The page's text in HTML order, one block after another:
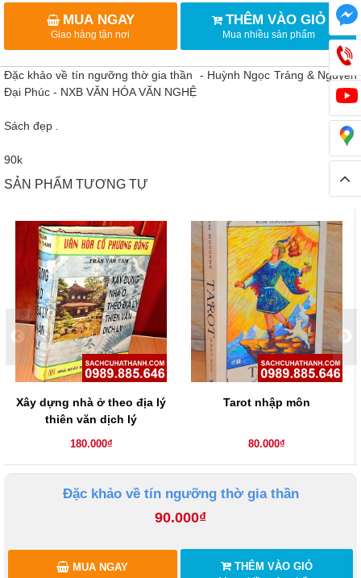
MUA NGAY
Giao hàng tận nơi
THÊM VÀO GIỎ
Mua nhiều sản phẩm
Đặc khảo về tín ngưỡng thờ gia thần - Huỳnh Ngọc Trảng & Nguyễn
Đại Phúc - NXB VĂN HÓA VĂN NGHỆ
Sách đẹp .
90k
SẢN PHẨM TƯƠNG TỰ
Xây dựng nhà ở theo địa lý
thiên văn dịch lý
180.000₫
Tarot nhập môn
80.000₫
Đặc khảo về tín ngưỡng thờ gia thần
90.000₫
THÊM VÀO GIỎ
MUA NGAY